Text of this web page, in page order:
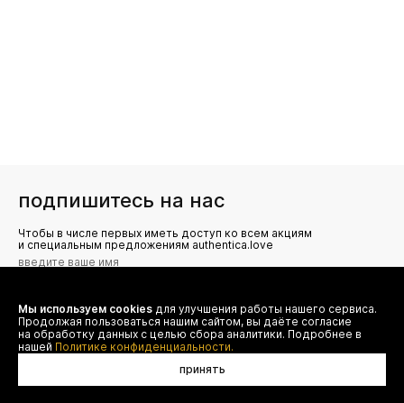
подпишитесь на нас
Чтобы в числе первых иметь доступ ко всем акциям
и специальным предложениям authentica.love
Я даю согласие на сбор, обработку и хранение моих
персональных данных (имя, email, телефон) для получения
рекламных и информационных рассылок от ООО 'БТ
Юнайтед', а также ознакомлен(а) с
Политикой конфиденциальности
Мы используем cookies для улучшения работы нашего сервиса.
Продолжая пользоваться нашим сайтом, вы даёте согласие
на обработку данных с целью сбора аналитики. Подробнее в
нашей Политике конфиденциальности.
принять